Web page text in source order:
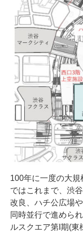
100年に一度の大規
ではこれまで、渋
改良、ハチ公広場
同時並行で進めら
ルスクエア第I期(東